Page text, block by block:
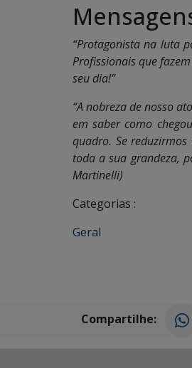
“Protagonista na luta
Profissionais que
seu dia!”
“A nobreza de nosso
em saber como
quadro. Se
toda a sua grandeza,
Martinelli)
Categorias :
Geral
Compartilhe: